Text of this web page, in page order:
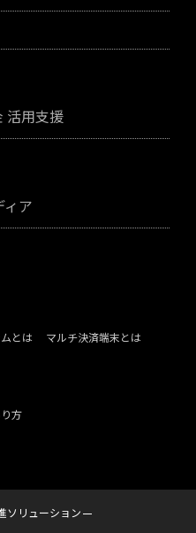
活用支援
ア
とは
マルチ決済端末とは
方
ソリューション